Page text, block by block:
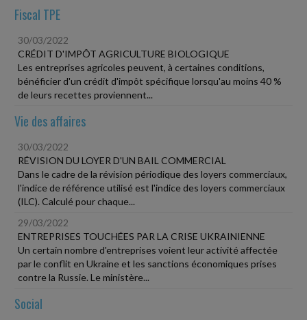
Fiscal TPE
30/03/2022
CRÉDIT D'IMPÔT AGRICULTURE BIOLOGIQUE
Les entreprises agricoles peuvent, à certaines conditions,
bénéficier d'un crédit d'impôt spécifique lorsqu'au moins 40 %
de leurs recettes proviennent...
Vie des affaires
30/03/2022
RÉVISION DU LOYER D'UN BAIL COMMERCIAL
Dans le cadre de la révision périodique des loyers commerciaux,
l'indice de référence utilisé est l'indice des loyers commerciaux
(ILC). Calculé pour chaque...
29/03/2022
ENTREPRISES TOUCHÉES PAR LA CRISE UKRAINIENNE
Un certain nombre d'entreprises voient leur activité affectée
par le conflit en Ukraine et les sanctions économiques prises
contre la Russie. Le ministère...
Social